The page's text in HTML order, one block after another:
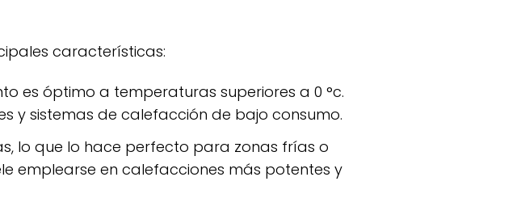
características:
es óptimo a temperaturas superiores a 0 °c.
y sistemas de calefacción de bajo consumo.
lo que lo hace perfecto para zonas frías o
emplearse en calefacciones más potentes y